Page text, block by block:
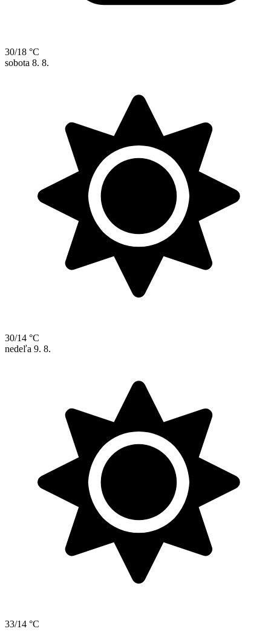
30/18 °C
sobota 8. 8.
30/14 °C
nedeľa 9. 8.
33/14 °C